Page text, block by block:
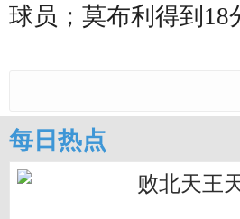
球员；莫布利得到18
每日热点
败北天王